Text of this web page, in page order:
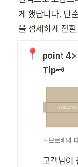
게 했답니다. 단
을 섬세하게 전
📍
point 4>
Tip🗝️
드브르베의
고객님이